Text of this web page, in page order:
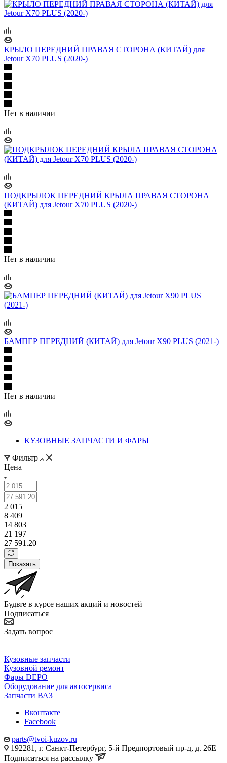
КРЫЛО ПЕРЕДНИЙ ПРАВАЯ СТОРОНА (КИТАЙ) для
Jetour X70 PLUS (2020-)
Нет в наличии
ПОДКРЫЛОК ПЕРЕДНИЙ КРЫЛА ПРАВАЯ СТОРОНА
(КИТАЙ) для Jetour X70 PLUS (2020-)
Нет в наличии
БАМПЕР ПЕРЕДНИЙ (КИТАЙ) для Jetour X90 PLUS (2021-)
Нет в наличии
КУЗОВНЫЕ ЗАПЧАСТИ И ФАРЫ
Фильтр
Цена
2 015
8 409
14 803
21 197
27 591.20
Показать
Будьте в курсе наших акций и новостей
Подписаться
Задать вопрос
Кузовные запчасти
Кузовной ремонт
Фары DEPO
Оборудование для автосервиса
Запчасти ВАЗ
Вконтакте
Facebook
parts@tvoi-kuzov.ru
192281, г. Санкт-Петербург, 5-й Предпортовый пр-д, д. 26Е
Подписаться на рассылку